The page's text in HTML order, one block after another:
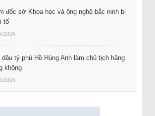
đốc sở Khoa học và ông nghệ bắc ninh bị
tố
2026
dâu tỷ phú Hồ Hùng Anh làm chủ tịch hãng
không
2026